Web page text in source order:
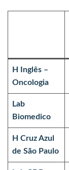
H Inglês –
Oncologia
Lab
Biomedico
H Cruz Azul
de São Paulo